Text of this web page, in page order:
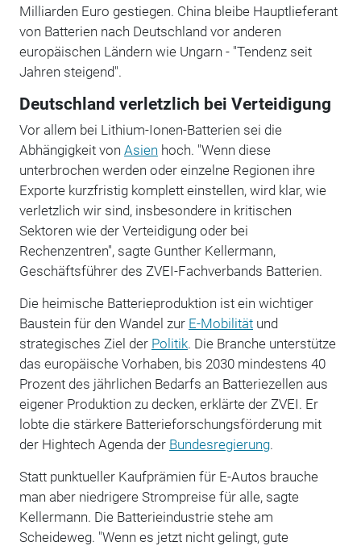
Milliarden Euro gestiegen. China bleibe Hauptlieferant
von Batterien nach Deutschland vor anderen
europäischen Ländern wie Ungarn - "Tendenz seit
Jahren steigend".
Deutschland verletzlich bei Verteidigung
Vor allem bei Lithium-Ionen-Batterien sei die
Abhängigkeit von Asien hoch. "Wenn diese
unterbrochen werden oder einzelne Regionen ihre
Exporte kurzfristig komplett einstellen, wird klar, wie
verletzlich wir sind, insbesondere in kritischen
Sektoren wie der Verteidigung oder bei
Rechenzentren", sagte Gunther Kellermann,
Geschäftsführer des ZVEI-Fachverbands Batterien.
Die heimische Batterieproduktion ist ein wichtiger
Baustein für den Wandel zur E-Mobilitätund
strategisches Ziel der Politik. Die Branche unterstütze
das europäische Vorhaben, bis 2030 mindestens 40
Prozent des jährlichen Bedarfs an Batteriezellen aus
eigener Produktion zu decken, erklärte der ZVEI. Er
lobte die stärkere Batterieforschungsförderung mit
der Hightech Agenda der Bundesregierung.
Statt punktueller Kaufprämien für E-Autos brauche
man aber niedrigere Strompreise für alle, sagte
Kellermann. Die Batterieindustrie stehe am
Scheideweg. "Wenn es jetzt nicht gelingt, gute